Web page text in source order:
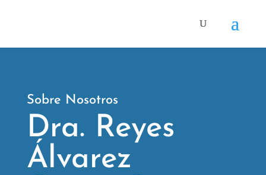
Sobre Nosotros
Dra. Reyes
Álvarez